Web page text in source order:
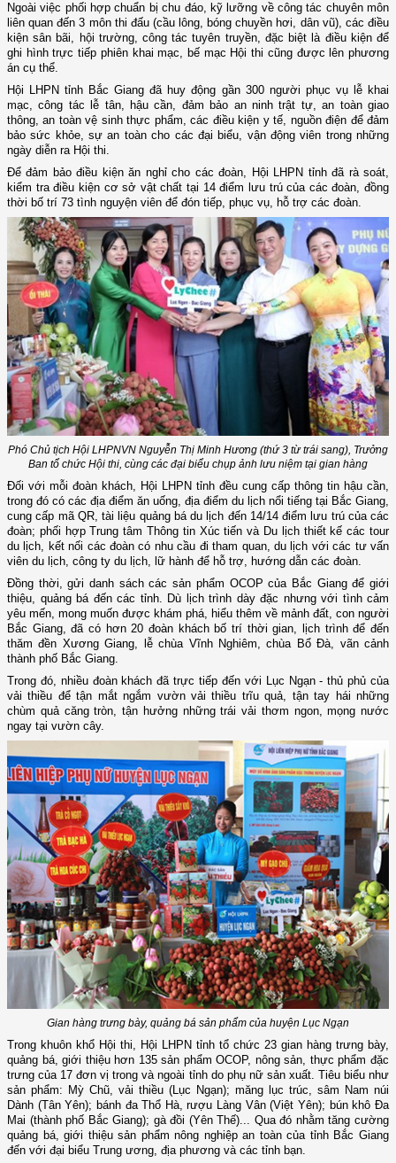
Ngoài việc phối hợp chuẩn bị chu đáo, kỹ lưỡng về công tác chuyên môn
liên quan đến 3 môn thi đấu (cầu lông, bóng chuyền hơi, dân vũ), các điều
kiện sân bãi, hội trường, công tác tuyên truyền, đặc biệt là điều kiện để
ghi hình trực tiếp phiên khai mạc, bế mạc Hội thi cũng được lên phương
án cụ thể.
Hội LHPN tỉnh Bắc Giang đã huy động gần 300 người phục vụ lễ khai
mạc, công tác lễ tân, hậu cần, đảm bảo an ninh trật tự, an toàn giao
thông, an toàn vệ sinh thực phẩm, các điều kiện y tế, nguồn điện để đảm
bảo sức khỏe, sự an toàn cho các đại biểu, vận động viên trong những
ngày diễn ra Hội thi.
Để đảm bảo điều kiện ăn nghỉ cho các đoàn, Hội LHPN tỉnh đã rà soát,
kiểm tra điều kiện cơ sở vật chất tại 14 điểm lưu trú của các đoàn, đồng
thời bố trí 73 tình nguyện viên để đón tiếp, phục vụ, hỗ trợ các đoàn.
Phó Chủ tịch Hội LHPNVN Nguyễn Thị Minh Hương (thứ 3 từ trái sang), Trưởng
Ban tổ chức Hội thi, cùng các đại biểu chụp ảnh lưu niệm tại gian hàng
Đối với mỗi đoàn khách, Hội LHPN tỉnh đều cung cấp thông tin hậu cần,
trong đó có các địa điểm ăn uống, địa điểm du lịch nổi tiếng tại Bắc Giang,
cung cấp mã QR, tài liệu quảng bá du lịch đến 14/14 điểm lưu trú của các
đoàn; phối hợp Trung tâm Thông tin Xúc tiến và Du lịch thiết kế các tour
du lịch, kết nối các đoàn có nhu cầu đi tham quan, du lịch với các tư vấn
viên du lịch, công ty du lịch, lữ hành để hỗ trợ, hướng dẫn các đoàn.
Đồng thời, gửi danh sách các sản phẩm OCOP của Bắc Giang để giới
thiệu, quảng bá đến các tỉnh. Dù lịch trình dày đặc nhưng với tình cảm
yêu mến, mong muốn được khám phá, hiểu thêm về mảnh đất, con người
Bắc Giang, đã có hơn 20 đoàn khách bố trí thời gian, lịch trình để đến
thăm đền Xương Giang, lễ chùa Vĩnh Nghiêm, chùa Bổ Đà, vãn cảnh
thành phố Bắc Giang.
Trong đó, nhiều đoàn khách đã trực tiếp đến với Lục Ngạn - thủ phủ của
vải thiều để tận mắt ngắm vườn vải thiều trĩu quả, tận tay hái những
chùm quả căng tròn, tận hưởng những trái vải thơm ngon, mọng nước
ngay tại vườn cây.
Gian hàng trưng bày, quảng bá sản phẩm của huyện Lục Ngạn
Trong khuôn khổ Hội thi, Hội LHPN tỉnh tổ chức 23 gian hàng trưng bày,
quảng bá, giới thiệu hơn 135 sản phẩm OCOP, nông sản, thực phẩm đặc
trưng của 17 đơn vị trong và ngoài tỉnh do phụ nữ sản xuất. Tiêu biểu như
sản phẩm: Mỳ Chũ, vải thiều (Lục Ngạn); măng lục trúc, sâm Nam núi
Dành (Tân Yên); bánh đa Thổ Hà, rượu Làng Vân (Việt Yên); bún khô Đa
Mai (thành phố Bắc Giang); gà đồi (Yên Thế)... Qua đó nhằm tăng cường
quảng bá, giới thiệu sản phẩm nông nghiệp an toàn của tỉnh Bắc Giang
đến với đại biểu Trung ương, địa phương và các tỉnh bạn.